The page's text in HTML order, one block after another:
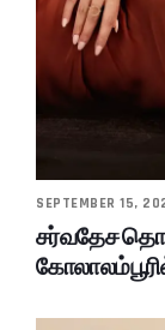
SEPTEMBER 15,
சர்வதேச